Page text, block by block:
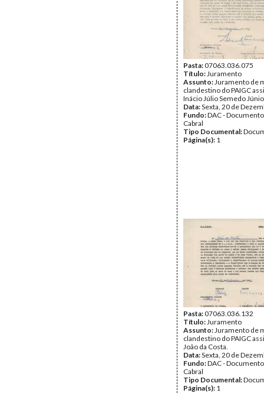
Pasta:07063.036.075
Título:Juramento
Assunto:Juramento de
clandestino do PAIGC
Inácio Júlio Semedo
Data:Sexta, 20 de
Fundo:DAC -
Cabral
Tipo Documental:
Página(s): 1
Pasta:07063.036.132
Título:Juramento
Assunto:Juramento de
clandestino do PAIGC
João da Costa.
Data:Sexta, 20 de
Fundo:DAC -
Cabral
Tipo Documental:
Página(s): 1